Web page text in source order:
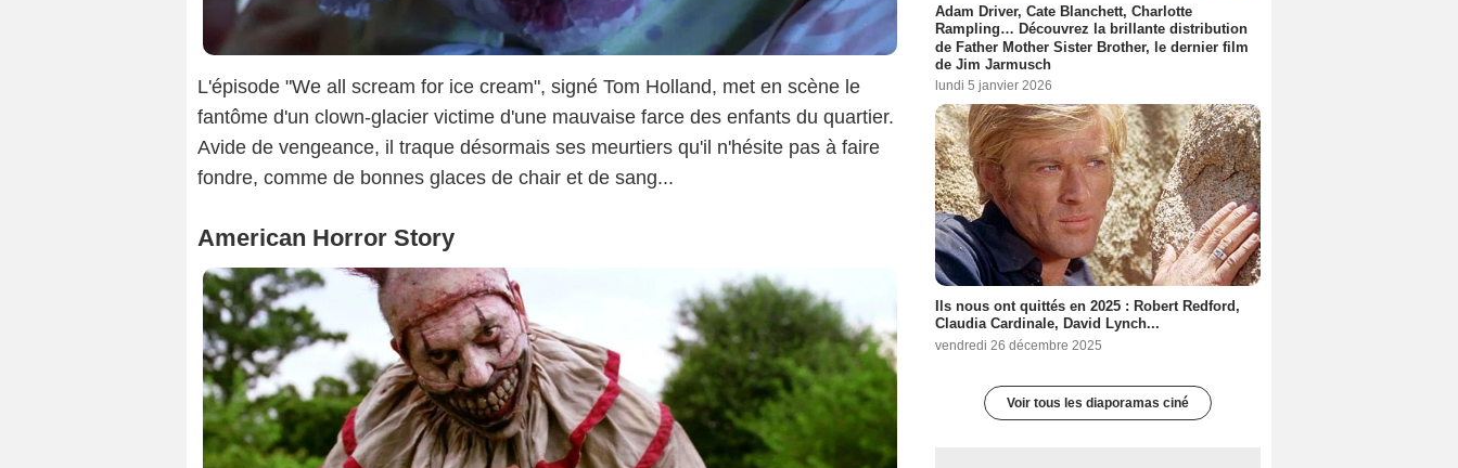
L'épisode "We all scream for ice cream", signé Tom Holland, met en scène le
fantôme d'un clown-glacier victime d'une mauvaise farce des enfants du quartier.
Avide de vengeance, il traque désormais ses meurtiers qu'il n'hésite pas à faire
fondre, comme de bonnes glaces de chair et de sang...
American Horror Story
Adam Driver, Cate Blanchett, Charlotte
Rampling… Découvrez la brillante distribution
de Father Mother Sister Brother, le dernier film
de Jim Jarmusch
lundi 5 janvier 2026
Ils nous ont quittés en 2025 : Robert Redford,
Claudia Cardinale, David Lynch...
vendredi 26 décembre 2025
Voir tous les diaporamas ciné